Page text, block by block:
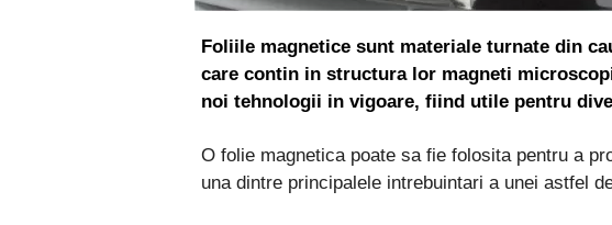
Foliile magnetice sunt materiale turnate din
care contin in structura lor magneti
noi tehnologii in vigoare, fiind utile pentru
O folie magnetica poate sa fie folosita pentru a
una dintre principalele intrebuintari a unei astfel